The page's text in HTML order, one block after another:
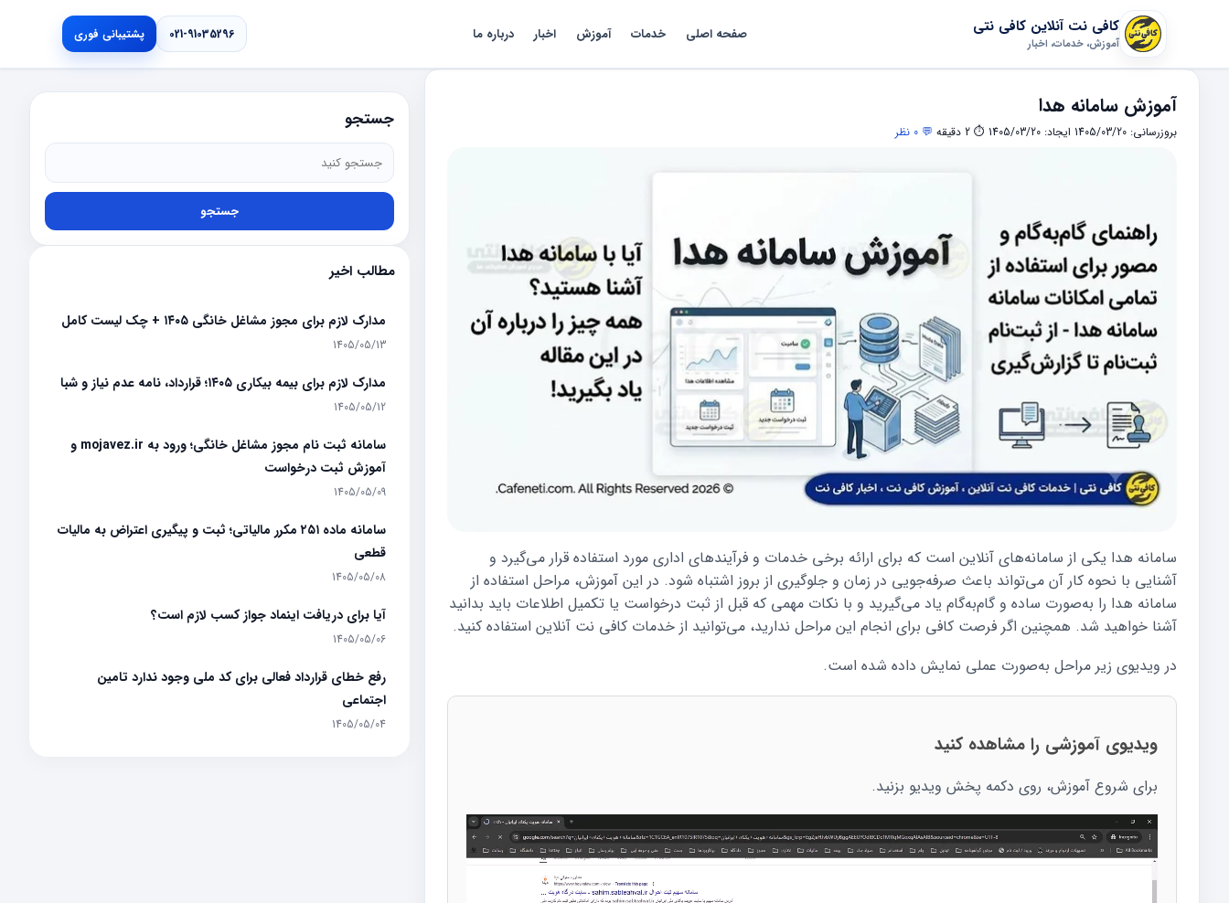
کافی نت آنلاین کافی نتی
آموزش، خدمات، اخبار
صفحه اصلی خدمات آموزش اخبار درباره ما 021-91035296 پشتیبانی فوری
آموزش سامانه هدا
بروزرسانی: 1405/03/20 ایجاد: 1405/03/20 ⏱ 2 دقیقه 💬 0 نظر
سامانه هدا یکی از سامانه‌های آنلاین است که برای ارائه برخی خدمات و فرآیندهای اداری مورد استفاده قرار می‌گیرد و
آشنایی با نحوه کار آن می‌تواند باعث صرفه‌جویی در زمان و جلوگیری از بروز اشتباه شود. در این آموزش، مراحل استفاده از
سامانه هدا را به‌صورت ساده و گام‌به‌گام یاد می‌گیرید و با نکات مهمی که قبل از ثبت درخواست یا تکمیل اطلاعات باید بدانید
آشنا خواهید شد. همچنین اگر فرصت کافی برای انجام این مراحل ندارید، می‌توانید از خدمات کافی نت آنلاین استفاده کنید.
در ویدیوی زیر مراحل به‌صورت عملی نمایش داده شده است.
ویدیوی آموزشی را مشاهده کنید
برای شروع آموزش، روی دکمه پخش ویدیو بزنید.
جستجو
جستجو
مطالب اخیر
مدارک لازم برای مجوز مشاغل خانگی ۱۴۰۵ + چک لیست کامل
1405/05/13
مدارک لازم برای بیمه بیکاری ۱۴۰۵؛ قرارداد، نامه عدم نیاز و شبا
1405/05/12
سامانه ثبت نام مجوز مشاغل خانگی؛ ورود به mojavez.ir و
آموزش ثبت درخواست
1405/05/09
سامانه ماده ۲۵۱ مکرر مالیاتی؛ ثبت و پیگیری اعتراض به مالیات
قطعی
1405/05/08
آیا برای دریافت اینماد جواز کسب لازم است؟
1405/05/06
رفع خطای قرارداد فعالی برای کد ملی وجود ندارد تامین
اجتماعی
1405/05/04